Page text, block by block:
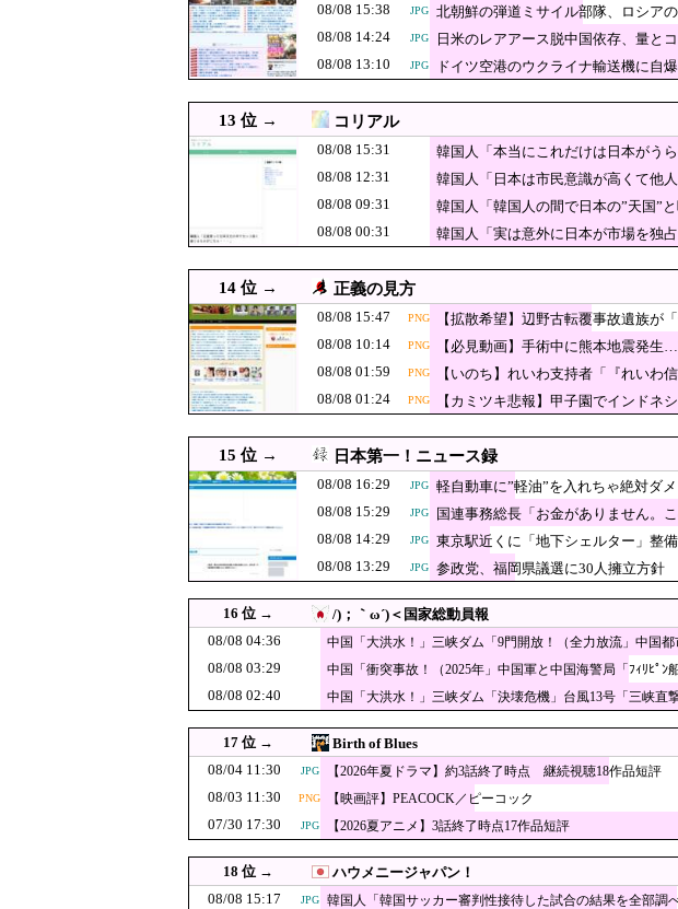
08/08 11:30 PNG 韓国人「台風で品不足になった沖縄のスーパ
08/08 11:29 JPG 【女性自身】高市首相、秋の内閣改造で目論む「麻生支配
08/08 11:26 日本の古典作品が”現代にふさわし
08/08 11:26 PNG 韓国人「観測史上最も暑い立秋になるか…日中の最高39度
08/08 11:20 日本人女性がYGエンタ本社前でゴルフクラブ
08/08 11:10 JPG
【ドイツ空港テロ未遂】ウクライナ
ず最悪の事態回避「高性能C4搭載し
PNG 【動画】へずまりゅう議員、熊本地震被災地
ｗｗｗ
08/08 11:00 「外国人受け入れ反対」大幅増 東大調査、若い世代で多
08/08 11:00 韓国人「世界が門戸を閉ざす中、K-ワクチンがアフリカを
08/08 11:00 JPG 【朗報】韓国人「この鉄板、3倍速く焼けるやつだ」
08/08 10:55 韓国のCPTPP加盟への課題を関西外大教授に聞く 李大統
08/08 10:46 JPG
韓国人「“韓国サッカー”性接待の試
「これが本当のベッドサッカーだ」
08/08 10:40 JPG
【再入館問題】イオン「ハビタとの
かった可能性を認める
08/08 10:38 PNG 【悲報】蓮舫さん、Xリポスト欄が高市批判
08/08 10:29 JPG 【食料自給率】過去最低37% 25年度、コメ消費減響く
JPG 中国海警局と中国海軍の船が衝突で2人死亡、
PNG 【必見動画】手術中に熊本地震発生…熊本総合病院の例の
08/08 10:10 JPG
【速報】岐阜のF-2戦闘機に正体不明
イルか
08/08 10:09
国連が事実上の機能停止に陥りつつ
た結果……
08/08 10:07 【速報】韓国サッカー協会、W杯・五輪予選
08/08 10:00 【静岡】結婚式の衣装合わせに向かった夫婦「何度も何
08/08 10:00 韓国人「上半身裸で深夜のダナンカフェで暴れるオース
08/08 10:00 JPG 【衝撃】韓国人「日本の名門女子校、漫画のままかよ」
08/08 09:55 韓国サッカー協会に外国人審判への性接待疑惑＝韓国ネッ
08/08 09:40 JPG
【イオンモール熊本】一転して話が
規定に抵触していた疑い
08/08 09:35 JPG
韓国人「日本人審判も多数含まれて
人審判の名前が次々と明るみに‥」
08/08 09:31 韓国人「韓国人の間で日本の”天国”と呼ばれて
08/08 09:29 JPG 高市総理「物価上昇を上回る賃上げを日本に定着させる」
08/08 15:38
JPG
北朝鮮の弾道ミサイル部隊、ロシア
08/08 14:24
JPG
日米のレアアース脱中国依存、量と
08/08 13:10
JPG ドイツ空港のウクライナ輸送機に自
13 位 → コリアル
08/08 15:31
韓国人「本当にこれだけは日本がう
08/08 12:31
韓国人「日本は市民意識が高くて他
08/08 09:31
韓国人「韓国人の間で日本の”天国”
08/08 00:31
韓国人「実は意外に日本が市場を独
14 位 → 正義の見方
08/08 15:47
PNG
【拡散希望】辺野古転覆事故遺族
準備
08/08 10:14 PNG
【必見動画】手術中に熊本地震発生
08/08 01:59
PNG
【いのち】れいわ支持者「『れい
にピッタリの名称が爆誕してしまうw
08/08 01:24 PNG 【カミツキ悲報】甲子園でインドネ
15 位 → 日本第一！ニュース録
08/08 16:29
JPG
軽自動車に”軽油”を入れちゃ絶対ダ
08/08 15:29
JPG
国連事務総長「お金がありません。
08/08 14:29
JPG
東京駅近くに「地下シェルター」整
08/08 13:29
JPG 参政党、福岡県議選に30人擁立方針
16 位 → /)；｀ω´)＜国家総動員報
08/08 04:36
中国「大洪水！」三峡ダム「9門開放！（全力放流」中国
発生」→
08/08 03:29
中国「衝突事故！（2025年」中国軍と中国海警局「ﾌｨﾘﾋﾟ
（2026年」→
08/08 02:40
中国「大洪水！」三峡ダム「決壊危機」台風13号「三峡
17 位 → Birth of Blues
08/04 11:30 JPG 【2026年夏ドラマ】約3話終了時点 継続視聴18作品短評
08/03 11:30 PNG 【映画評】PEACOCK／ピーコック
07/30 17:30 JPG 【2026夏アニメ】3話終了時点17作品短評
18 位 → ハウメニージャパン！
08/08 15:17 JPG 韓国人「韓国サッカー審判性接待した試合の結果を全部調